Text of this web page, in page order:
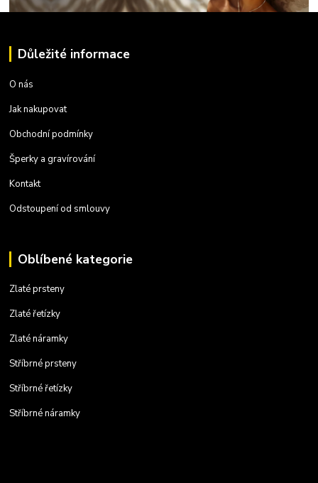
Důležité informace
O nás
Jak nakupovat
Obchodní podmínky
Šperky a gravírování
Kontakt
Odstoupení od smlouvy
Oblíbené kategorie
Zlaté prsteny
Zlaté řetízky
Zlaté náramky
Stříbrné prsteny
Stříbrné řetízky
Stříbrné náramky